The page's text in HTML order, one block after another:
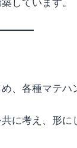
、各種マテハ
に考え、形に